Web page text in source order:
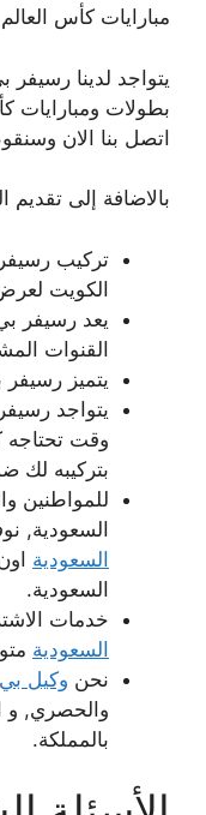
مبارايات كأس
يتواجد لدينا
اتصل بنا الان
بالاضافة إلى تقديم
تركيب
الكويت
يعد رسيفر
القنوات
يتميز
يتواجد
وقت تحتاجه
بتركيبه لك
للمواطنين
السعودية,
السعودية
السعودية.
خدمات
السعودية
نحن وكيل
والحصري, و
بالمملكة.